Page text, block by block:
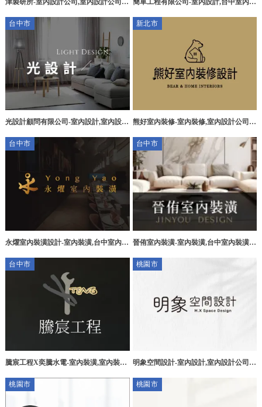
津製研所-室內設計公司,室內設計公司推
推薦
簡單工程有限公司-室內設計,台中室內設
輕裝潢
台中市
光設計顧問有限公司-室內設計,室內設計
新北市
熊好室內裝修-室內裝修,室內設計公司,
台中市
永燿室內裝潢設計-室內裝潢,台中室內裝
內裝潢公司
台中市
晉侑室內裝潢-室內裝潢,台中室內裝潢,
台中市
騰宸工程X奕騰水電-室內裝潢,室內裝潢
桃園市
明象空間設計-室內設計,室內設計公司,
桃園市
桃園市